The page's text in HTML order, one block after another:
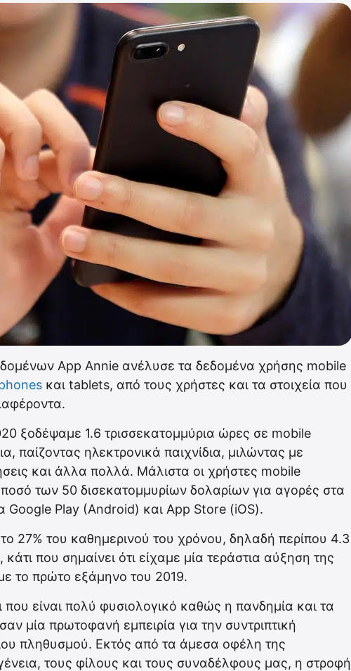
App Annie ανέλυσε τα δεδομένα χρήσης mobile
και tablets, από τους χρήστες και τα στοιχεία που
ξοδέψαμε 1.6 τρισσεκατομμύρια ώρες σε mobile
παίζοντας ηλεκτρονικά παιχνίδια, μιλώντας με
και άλλα πολλά. Μάλιστα οι χρήστες mobile
των 50 δισεκατομμυρίων δολαρίων για αγορές στα
Google Play (Android) και App Store (iOS).
27% του καθημερινού του χρόνου, δηλαδή περίπου 4.3
που σημαίνει ότι είχαμε μία τεράστια αύξηση της
το πρώτο εξάμηνο του 2019.
που είναι πολύ φυσιολογικό καθώς η πανδημία και τα
μία πρωτοφανή εμπειρία για την συντριπτική
πληθυσμού. Εκτός από τα άμεσα οφέλη της
τους φίλους και τους συναδέλφους μας, η στροφή